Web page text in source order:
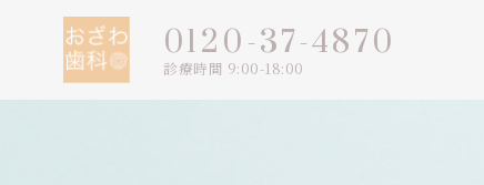
0120-37-4870
診療時間 9:00-18:00